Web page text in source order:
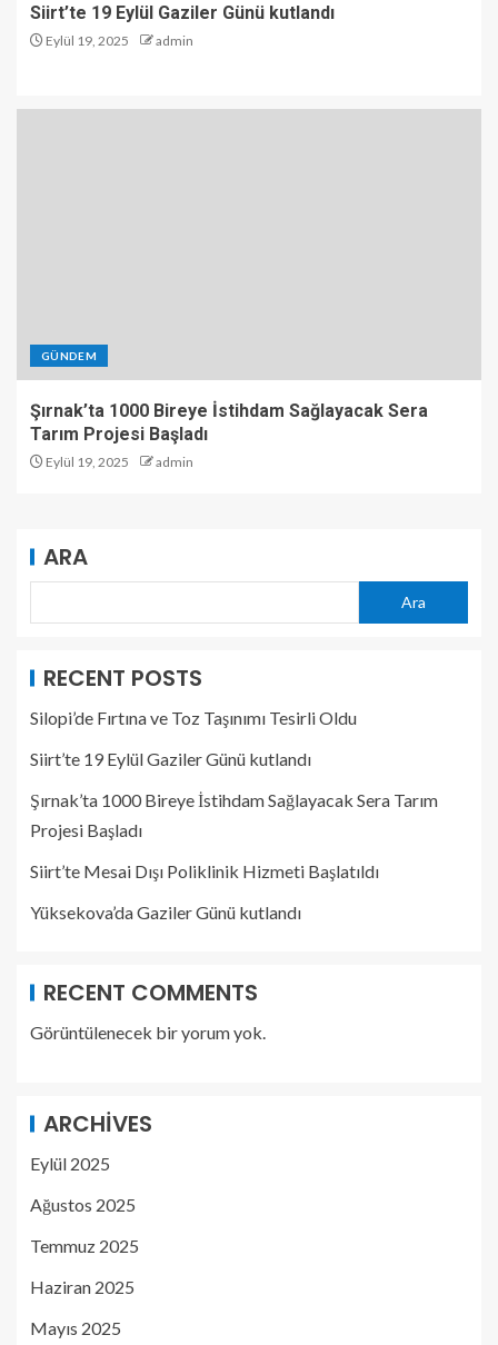
Siirt’te 19 Eylül Gaziler Günü kutlandı
Eylül 19, 2025 admin
GÜNDEM
Şırnak’ta 1000 Bireye İstihdam Sağlayacak Sera
Tarım Projesi Başladı
Eylül 19, 2025 admin
ARA
Ara
RECENT POSTS
Silopi’de Fırtına ve Toz Taşınımı Tesirli Oldu
Siirt’te 19 Eylül Gaziler Günü kutlandı
Şırnak’ta 1000 Bireye İstihdam Sağlayacak Sera Tarım
Projesi Başladı
Siirt’te Mesai Dışı Poliklinik Hizmeti Başlatıldı
Yüksekova’da Gaziler Günü kutlandı
RECENT COMMENTS
Görüntülenecek bir yorum yok.
ARCHIVES
Eylül 2025
Ağustos 2025
Temmuz 2025
Haziran 2025
Mayıs 2025